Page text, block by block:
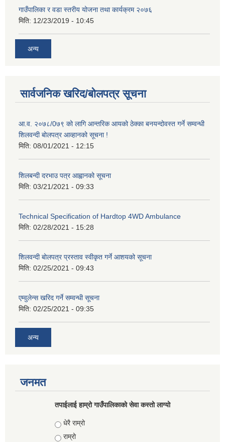
गाउँपालिका र वडा स्तरीय योजना तथा कार्यक्रम २०७६
मिति: 12/23/2019 - 10:45
अन्य
सार्वजनिक खरिद/बोलपत्र सूचना
आ.व. २०७८/0७९ को लागि आन्तरिक आयको ठेक्का बनयन्दोवस्त गर्ने सम्वन्धी
शिलवन्दी बोलपत्र आव्हानको सूचना !
मिति: 08/01/2021 - 12:15
शिलबन्दी दरभाउ पत्र आह्वानको सूचना
मिति: 03/21/2021 - 09:33
Technical Specification of Hardtop 4WD Ambulance
मिति: 02/28/2021 - 15:28
शिलवन्दी बोलपत्र प्रस्ताव स्वीकृत गर्ने आशयको सूचना
मिति: 02/25/2021 - 09:43
एम्वुलेन्स खरिद गर्ने सम्वन्धी सूचना
मिति: 02/25/2021 - 09:35
अन्य
जनमत
तपाईलाई हाम्रो गाउँपालिकाको सेवा कस्तो लाग्यो
Choices
धेरै राम्रो
राम्रो